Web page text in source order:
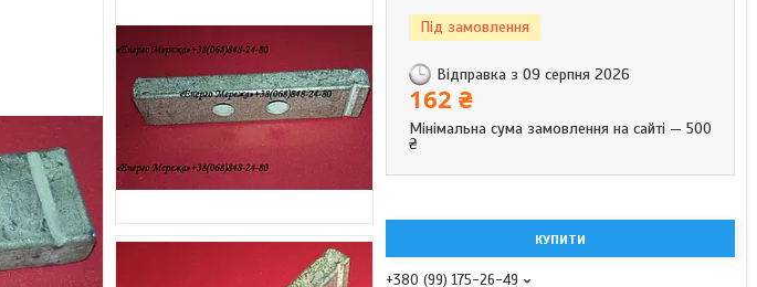
Під замовлення
Відправка з 09 серпня 2026
162 ₴
Мінімальна сума замовлення на сайті — 500
₴
КУПИТИ
+380 (99) 175-26-49